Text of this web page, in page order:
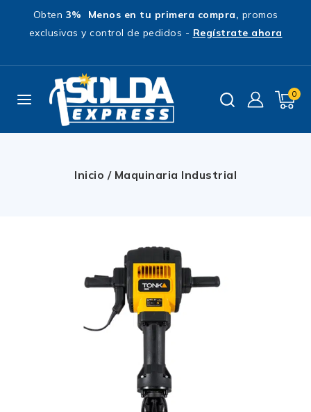
Obten 3% Menos en tu primera compra, promos
exclusivas y control de pedidos - Regístrate ahora
0
Inicio / Maquinaria Industrial